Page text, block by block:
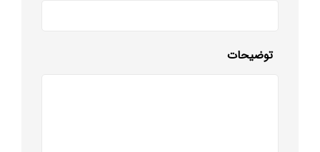
توضیحات